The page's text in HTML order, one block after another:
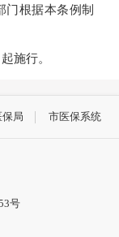
根据本条例制
施行。
保局 市医保系统
号